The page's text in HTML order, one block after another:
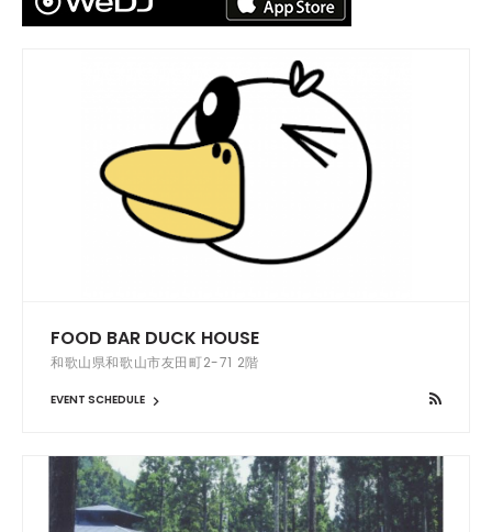
FOOD BAR DUCK HOUSE
和歌山県和歌山市友田町2-71 2階
EVENT SCHEDULE